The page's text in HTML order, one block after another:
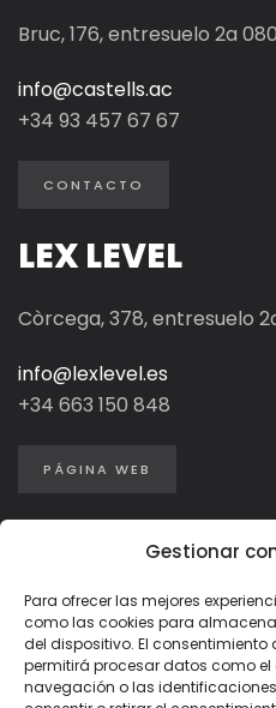
Gestionar
Para ofrecer las mejores
como las cookies para
del dispositivo. El
permitirá procesar datos como
navegación o las
Bruc, 176, entresuelo 2a
info@castells.ac
+34 93 457 67 67
CONTACTO
LEX LEVEL
Còrcega, 378, entresuelo
info@lexlevel.es
+34 663 150 848
PÁGINA WEB